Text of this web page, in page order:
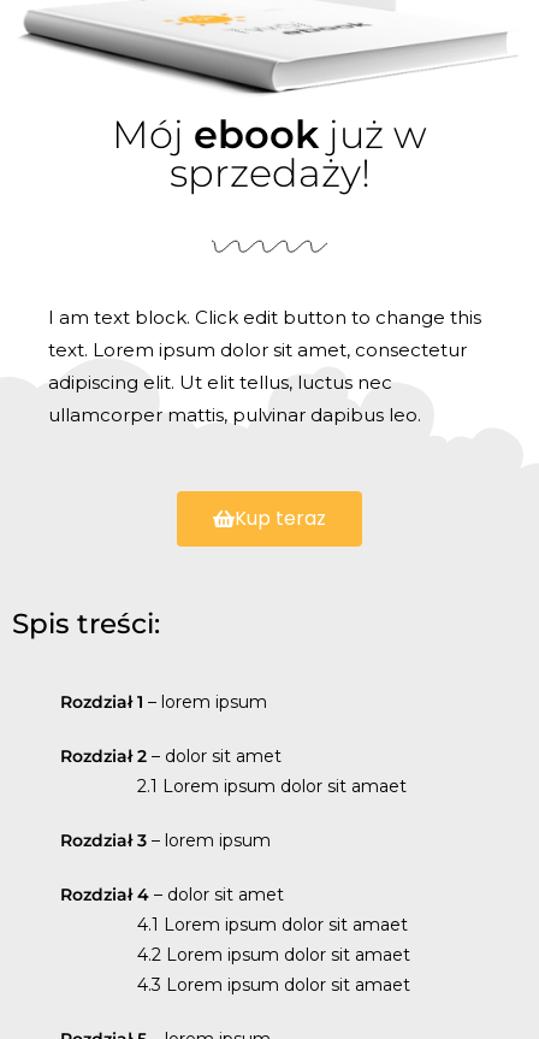
Mój ebook już w
sprzedaży!
I am text block. Click edit button to change this
text. Lorem ipsum dolor sit amet, consectetur
adipiscing elit. Ut elit tellus, luctus nec
ullamcorper mattis, pulvinar dapibus leo.
Kup teraz
Spis treści:
Rozdział 1 – lorem ipsum
Rozdział 2 – dolor sit amet
2.1 Lorem ipsum dolor sit amaet
Rozdział 3 – lorem ipsum
Rozdział 4 – dolor sit amet
4.1 Lorem ipsum dolor sit amaet
4.2 Lorem ipsum dolor sit amaet
4.3 Lorem ipsum dolor sit amaet